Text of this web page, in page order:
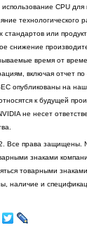
CPU
технологического
стандартов или
снижение
время от
включая отчет
опубликованы на
к будущей
не несет
Все права защищены.
знаками
товарными
наличие и